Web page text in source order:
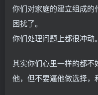
你们对家庭的建立组成
困扰了。
你们处理问题上都很冲动。
其实你们心里一样的都
他，但不要逼他做选择，